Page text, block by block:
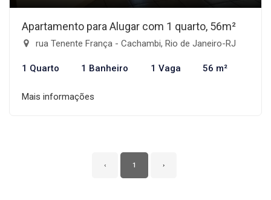
Apartamento para Alugar com 1 quarto, 56m²
rua Tenente França - Cachambi, Rio de Janeiro-RJ
1 Quarto 1 Banheiro 1 Vaga 56 m²
Mais informações
‹ 1 ›